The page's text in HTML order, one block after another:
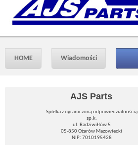
HOME Wiadomości
AJS Parts
Spółka z ograniczoną odpowiedzialnością
sp.k.
ul. Radziwiłłów 5
05-850 Ożarów Mazowiecki
NIP: 7010195428